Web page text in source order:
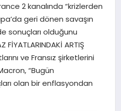
2 kanalında “krizlerden
geri dönen savaşın
sonuçları olduğunu
FİYATLARINDAKİ ARTIŞ
ve Fransız şirketlerini
“Bugün
olan bir enflasyondan